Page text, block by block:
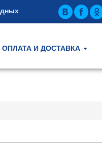
ОПЛАТА И ДОСТАВКА